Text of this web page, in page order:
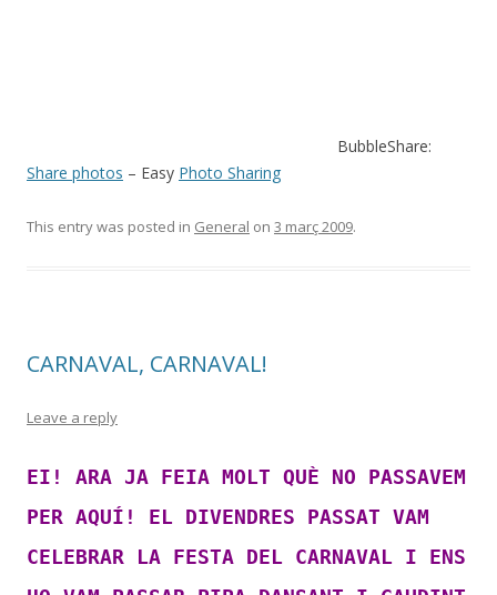
BubbleShare:
Share photos – Easy Photo Sharing
This entry was posted in General on 3 març 2009.
CARNAVAL, CARNAVAL!
Leave a reply
EI! ARA JA FEIA MOLT QUÈ NO PASSAVEM
PER AQUÍ! EL DIVENDRES PASSAT VAM
CELEBRAR LA FESTA DEL CARNAVAL I ENS